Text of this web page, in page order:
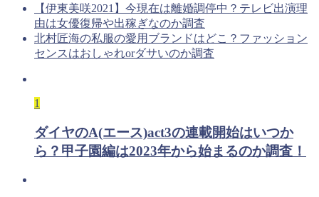
【伊東美咲2021】今現在は離婚調停中？テレビ出演理
由は女優復帰や出稼ぎなのか調査
北村匠海の私服の愛用ブランドはどこ？ファッション
センスはおしゃれorダサいのか調査
1
ダイヤのA(エース)act3の連載開始はいつか
ら？甲子園編は2023年から始まるのか調査！